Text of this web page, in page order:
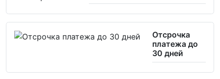
Отсрочка
платежа до
30 дней